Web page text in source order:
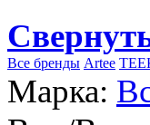
Все бренды Artee
Марка: